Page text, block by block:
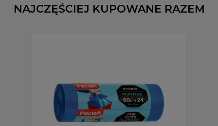
NAJCZĘŚCIEJ KUPOWANE RAZEM